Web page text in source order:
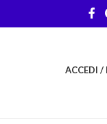
ACCEDI /